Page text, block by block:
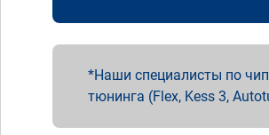
Наши специалисты по
тюнинга (Flex, Kess 3,